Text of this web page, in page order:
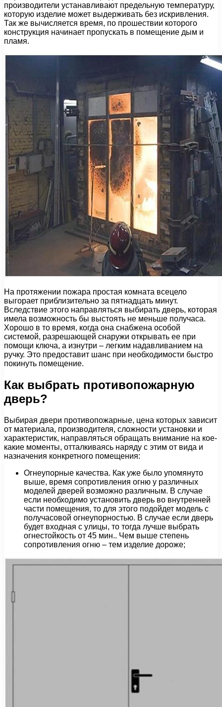
производители устанавливают предельную температуру,
которую изделие может выдерживать без искривления.
Так же вычисляется время, по прошествии которого
конструкция начинает пропускать в помещение дым и
пламя.
На протяжении пожара простая комната всецело
выгорает приблизительно за пятнадцать минут.
Вследствие этого направляться выбирать дверь, которая
имела возможность бы выстоять не меньше получаса.
Хорошо в то время, когда она снабжена особой
системой, разрешающей снаружи открывать ее при
помощи ключа, а изнутри – легким надавливанием на
ручку. Это предоставит шанс при необходимости быстро
покинуть помещение.
Как выбрать противопожарную
дверь?
Выбирая двери противопожарные, цена которых зависит
от материала, производителя, сложности установки и
характеристик, направляться обращать внимание на кое-
какие моменты, отталкиваясь наряду с этим от вида и
назначения конкретного помещения:
Огнеупорные качества. Как уже было упомянуто
выше, время сопротивления огню у различных
моделей дверей возможно различным. В случае
если необходимо установить дверь во внутренней
части помещения, то для этого подойдет модель с
получасовой огнеупорностью. В случае если дверь
будет входная с улицы, то тогда лучше выбрать
огнестойкость от 45 мин.. Чем выше степень
сопротивления огню – тем изделие дороже;